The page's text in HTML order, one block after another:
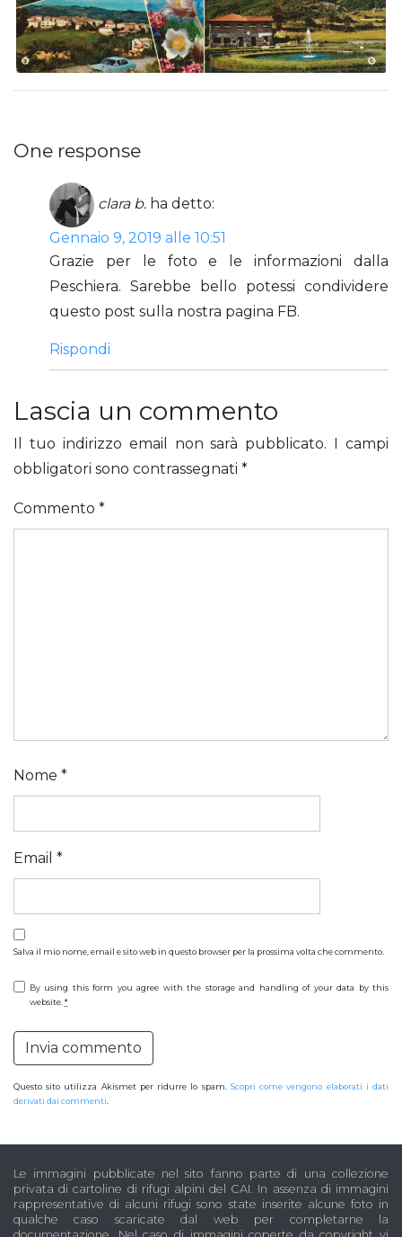
One response
clara b. ha detto:
Gennaio 9, 2019 alle 10:51
Grazie per le foto e le informazioni dalla
Peschiera. Sarebbe bello potessi condividere
questo post sulla nostra pagina FB.
Rispondi
Lascia un commento
Il tuo indirizzo email non sarà pubblicato.
I campi
obbligatori sono contrassegnati *
Commento *
Nome *
Email *
Salva il mio nome, email e sito web in questo browser per la prossima volta che commento.
By using this form you agree with the storage and handling of your data by this
website.*
Questo sito utilizza Akismet per ridurre lo spam. Scopri come vengono elaborati i dati
derivati dai commenti.
Le immagini pubblicate nel sito fanno parte di una collezione
privata di cartoline di rifugi alpini del CAI. In assenza di immagini
rappresentative di alcuni rifugi sono state inserite alcune foto in
qualche caso scaricate dal web per completarne la